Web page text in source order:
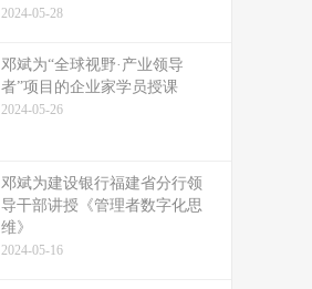
2024-05-28
邓斌为“全球视野·产业领导
者”项目的企业家学员授课
2024-05-26
邓斌为建设银行福建省分行领
导干部讲授《管理者数字化思
维》
2024-05-16